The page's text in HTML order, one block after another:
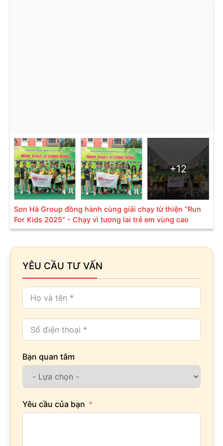
+12
Sơn Hà Group đồng hành cùng giải chạy từ thiện “Run
For Kids 2025” - Chạy vì tương lai trẻ em vùng cao
YÊU CẦU TƯ VẤN
Bạn quan tâm
Yêu cầu của bạn